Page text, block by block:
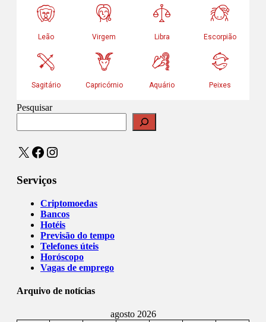
Pesquisar
X Facebook
Instagram
Serviços
Criptomoedas
Bancos
Hotéis
Previsão do tempo
Telefones úteis
Horóscopo
Vagas de emprego
Arquivo de notícias
agosto 2026